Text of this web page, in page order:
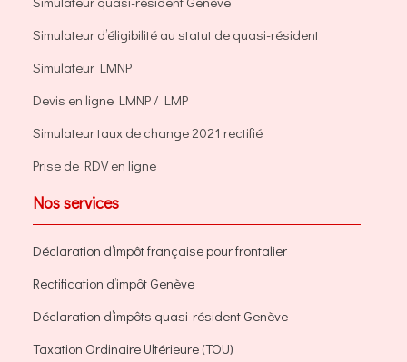
Simulateur d’éligibilité au statut de quasi-résident
Simulateur LMNP
Devis en ligne LMNP / LMP
Simulateur taux de change 2021 rectifié
Prise de RDV en ligne
Nos services
Déclaration d’impôt française pour frontalier
Rectification d’impôt Genève
Déclaration d’impôts quasi-résident Genève
Taxation Ordinaire Ultérieure (TOU)